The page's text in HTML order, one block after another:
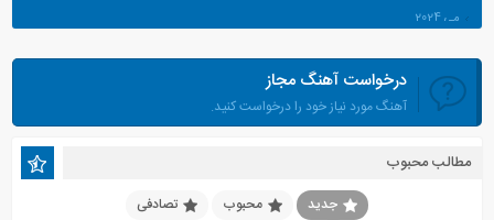
می 2024
مارس 2024
ژانویه 2024
نوامبر 2023
درخواست آهنگ مجاز
آهنگ مورد نیاز خود را درخواست کنید.
مطالب محبوب
جدید محبوب
تصادفی